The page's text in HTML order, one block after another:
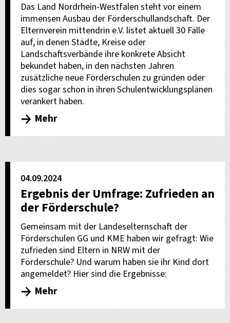
Das Land Nordrhein-Westfalen steht vor einem
immensen Ausbau der Förderschullandschaft. Der
Elternverein mittendrin e.V. listet aktuell 30 Fälle
auf, in denen Städte, Kreise oder
Landschaftsverbände ihre konkrete Absicht
bekundet haben, in den nächsten Jahren
zusätzliche neue Förderschulen zu gründen oder
dies sogar schon in ihren Schulentwicklungsplänen
verankert haben.
Mehr
04.09.2024
Ergebnis der Umfrage: Zufrieden an
der Förderschule?
Gemeinsam mit der Landeselternschaft der
Förderschulen GG und KME haben wir gefragt: Wie
zufrieden sind Eltern in NRW mit der
Förderschule? Und warum haben sie ihr Kind dort
angemeldet? Hier sind die Ergebnisse:
Mehr